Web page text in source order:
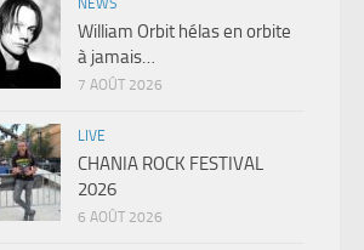
William Orbit hélas en orbite
à jamais…
7 AOÛT 2026
LIVE
CHANIA ROCK FESTIVAL
2026
6 AOÛT 2026